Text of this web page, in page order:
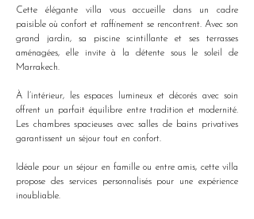
Cette élégante villa vous accueille dans un cadre
paisible où confort et raffinement se rencontrent. Avec son
grand jardin, sa piscine scintillante et ses terrasses
aménagées, elle invite à la détente sous le soleil de
Marrakech.
À l’intérieur, les espaces lumineux et décorés avec soin
offrent un parfait équilibre entre tradition et modernité.
Les chambres spacieuses avec salles de bains privatives
garantissent un séjour tout en confort.
Idéale pour un séjour en famille ou entre amis, cette villa
propose des services personnalisés pour une expérience
inoubliable.